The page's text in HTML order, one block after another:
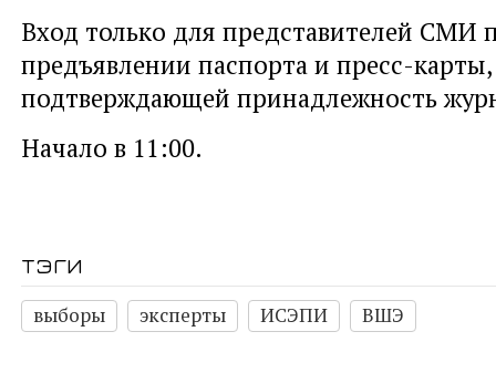
Вход только для представителей СМИ
предъявлении паспорта и пресс-карты,
подтверждающей принадлежность
Начало в 11:00.
тэги
выборы эксперты ИСЭПИ ВШЭ